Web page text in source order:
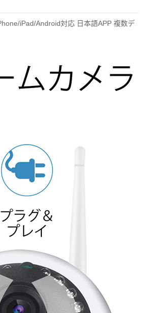
iPad/Android対応 日本語APP 複数デ